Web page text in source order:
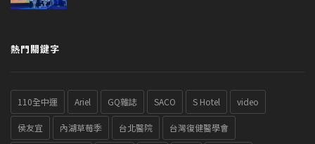
熱門關鍵字
110全中運 Ariel GQ雜誌 SACO S Hotel video
侯友宜 內湖草莓季 台北醫院 台灣復健醫學會